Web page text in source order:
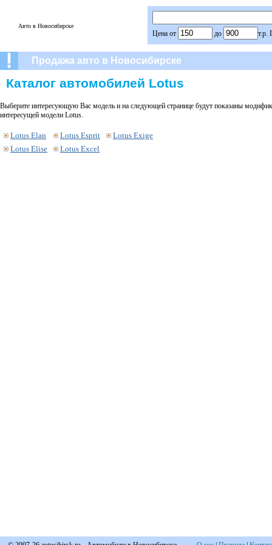
Авто в Новосибирске
Цена от до т.р.
Продажа авто в Новосибирске
Каталог автомобилей Lotus
Выберите интересующую Вас модель и на следующей странице будут показаны
интересущей модели Lotus.
Lotus Elan
Lotus Elise
Lotus Esprit
Lotus Excel
Lotus Exige